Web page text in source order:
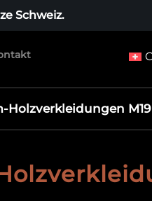
Schweiz.
Holzverkleidungen M19